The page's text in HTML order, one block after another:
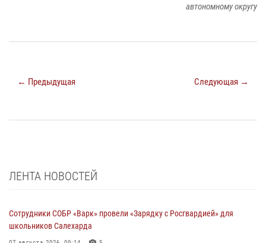
автономному округу
← Предыдущая Следующая →
ЛЕНТА НОВОСТЕЙ
Сотрудники СОБР «Варк» провели «Зарядку с Росгвардией» для
школьников Салехарда